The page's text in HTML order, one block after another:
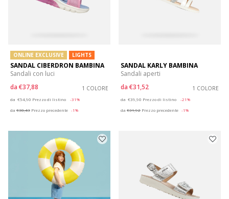
ONLINE EXCLUSIVE LIGHTS
SANDAL CIBERDRON BAMBINA
Sandali con luci
da €37,88 1 COLORE
da €54,90 Prezzo di listino
-31%
da €38,43 Prezzo precedente -1%
SANDAL KARLY BAMBINA
Sandali aperti
da €31,52 1 COLORE
da €39,90 Prezzo di listino
-21%
da €31,92 Prezzo precedente -1%